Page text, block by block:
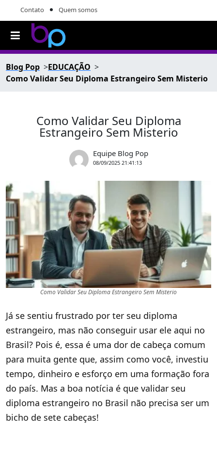
Contato Quem somos
Blog Pop
EDUCAÇÃO
Como Validar Seu Diploma Estrangeiro Sem Misterio
Como Validar Seu Diploma
Estrangeiro Sem Misterio
Equipe Blog Pop
08/09/2025 21:41:13
Como Validar Seu Diploma Estrangeiro Sem Misterio
Já se sentiu frustrado por ter seu diploma
estrangeiro, mas não conseguir usar ele aqui no
Brasil? Pois é, essa é uma dor de cabeça comum
para muita gente que, assim como você, investiu
tempo, dinheiro e esforço em uma formação fora
do país. Mas a boa notícia é que validar seu
diploma estrangeiro no Brasil não precisa ser um
bicho de sete cabeças!